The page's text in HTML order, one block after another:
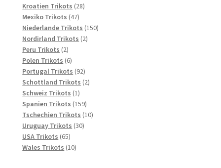
Kroatien Trikots 2828
Mexiko Trikots 4747
Produkte
Niederlande Trikots 150150
Nordirland Trikots 22
Peru Trikots 22
Produkte
Polen Trikots 66
Produkte
Portugal Trikots 9292
Produkte
Schottland Trikots 22
Schweiz Trikots 11
Produkt
Spanien Trikots 159159
Produkte
Tschechien Trikots 1010
Uruguay Trikots 3030
USA Trikots 6565
Produkte
Wales Trikots 1010